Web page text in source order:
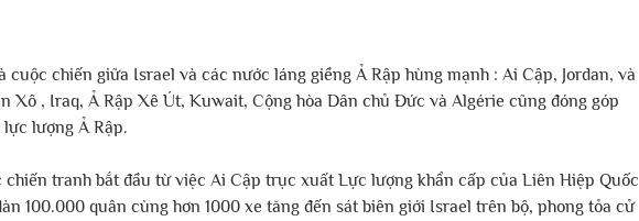
cuộc chiến giữa Israel và các nước láng giềng Ả Rập hùng mạnh : Ai Cập, Jordan, và
Xô , Iraq, Ả Rập Xê Út, Kuwait, Cộng hòa Dân chủ Đức và Algérie cũng đóng góp
lượng Ả Rập.
chiến tranh bắt đầu từ việc Ai Cập trục xuất Lực lượng khẩn cấp của Liên Hiệp Quốc
100.000 quân cùng hơn 1000 xe tăng đến sát biên giới Israel trên bộ, phong tỏa cử